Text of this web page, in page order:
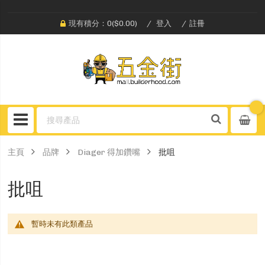
現有積分：0($0.00) 登入 註冊
主頁 品牌 Diager 得加鑽嘴 批咀
批咀
暫時未有此類產品